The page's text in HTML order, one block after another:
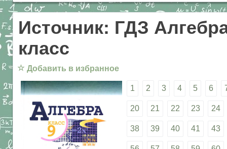
Источник: ГДЗ
класс
☆ Добавить в избранное
1 2 3 4 5 6
20 21 22 23 24
38 39 40 41 43